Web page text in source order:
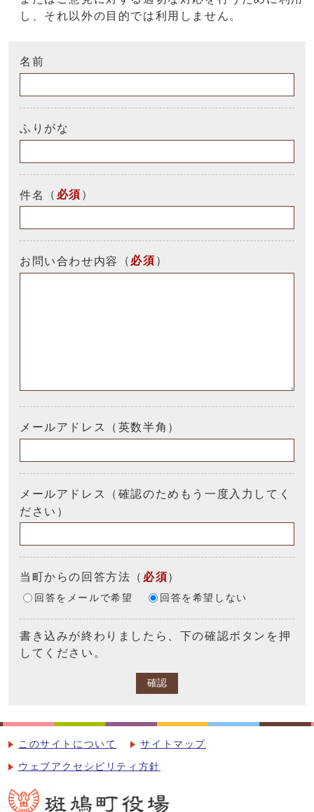
し、それ以外の目的では利用しません。
名前
ふりがな
件名 （ 必須 ）
お問い合わせ内容 （ 必須 ）
メールアドレス（英数半角）
メールアドレス（確認のためもう一度入力してく
ださい）
当町からの回答方法 （ 必須）
回答をメールで希望 回答を希望しない
書き込みが終わりましたら、下の確認ボタンを押
してください。
確認
このサイトについて サイトマップ
ウェブアクセシビリティ方針